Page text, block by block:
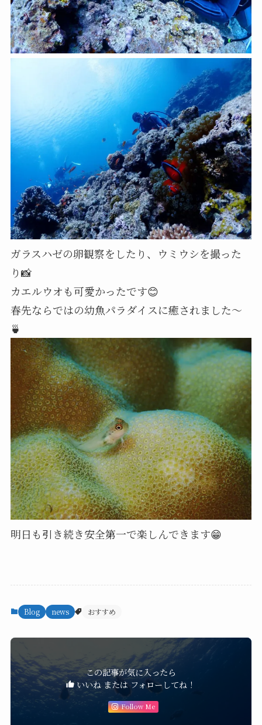
ガラスハゼの卵観察をしたり、ウミウシを撮った
り📸
カエルウオも可愛かったです😊
春先ならではの幼魚パラダイスに癒されました～
🍵
明日も引き続き安全第一で楽しんできます😁
Blog news おすすめ
この記事が気に入ったら
いいね または フォローしてね！
Follow Me